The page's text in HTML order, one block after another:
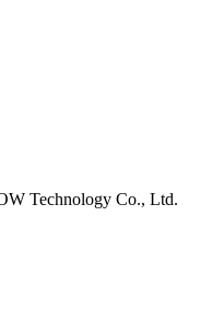
Technology Co., Ltd.